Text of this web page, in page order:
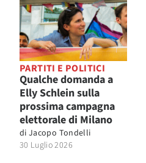
PARTITI E POLITICI
Qualche domanda a
Elly Schlein sulla
prossima campagna
elettorale di Milano
di Jacopo Tondelli
30 Luglio 2026